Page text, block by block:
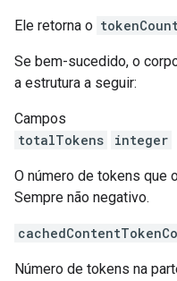
Ele retorna o
Se bem-sucedido, o
a estrutura a seguir:
Campos
totalTokens
integer
O número de tokens que
Sempre não negativo.
Número de tokens na